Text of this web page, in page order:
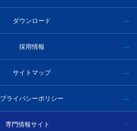
ダウンロード
採用情報
サイトマップ
プライバシーポリシー
専門情報サイト